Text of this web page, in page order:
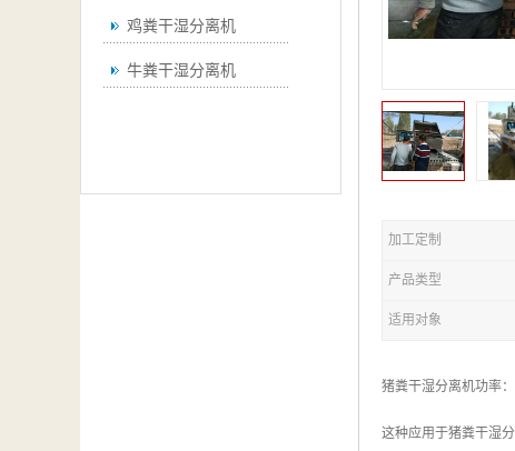
鸡粪干湿分离机
牛粪干湿分离机
加工定制
产品类型
适用对象
猪粪干湿分离机功率：
这种应用于猪粪干湿